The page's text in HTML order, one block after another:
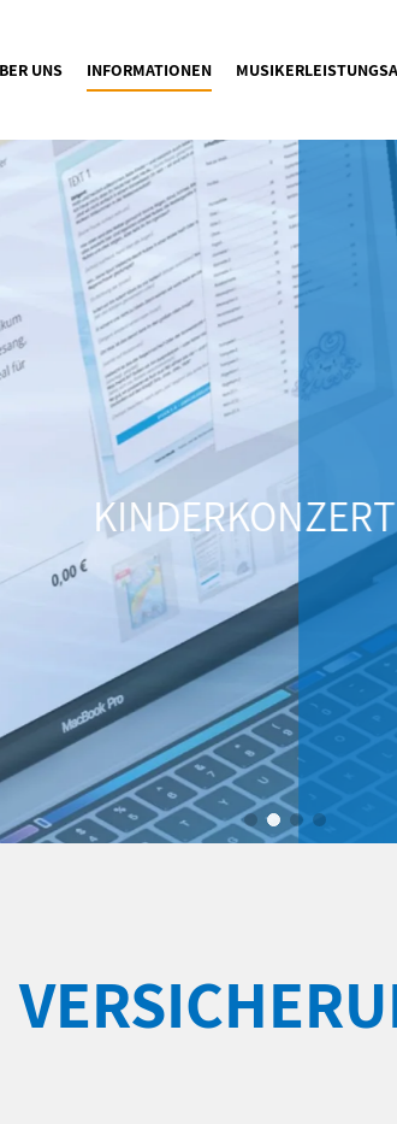
UNS INFORMATIONEN